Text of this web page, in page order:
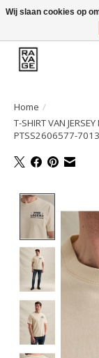
EEN GROOT
Home /
T-SHIRT VAN
PTSS2606577-7013
Wij slaan cookies op